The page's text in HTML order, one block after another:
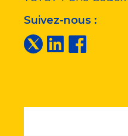
Suivez-nous :